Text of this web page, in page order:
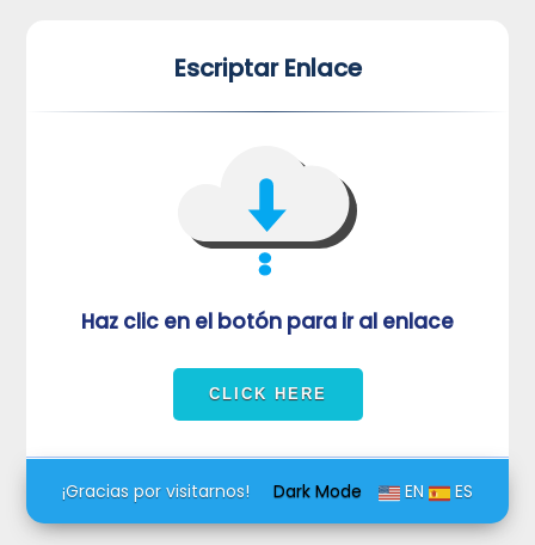
Escriptar Enlace
Haz clic en el botón para ir al enlace
Dark Mode EN ES
¡Gracias por visitarnos!
VUVORmRFeFRNVlJrUjBZd1kza3dkRkJuUFQwPQ==